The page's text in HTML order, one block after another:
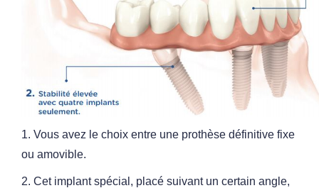
1. Vous avez le choix entre une prothèse définitive fixe
ou amovible.
2. Cet implant spécial, placé suivant un certain angle,